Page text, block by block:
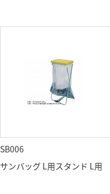
SB006
サンバッグ L用スタンド L用